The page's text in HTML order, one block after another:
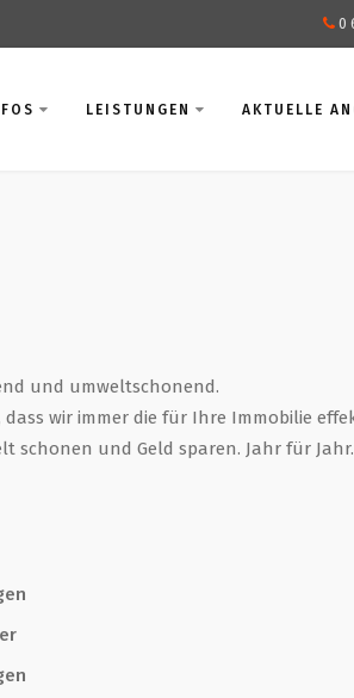
0
LEISTUNGEN AKTUELLE
und umweltschonend.
wir immer die für Ihre Immobilie
schonen und Geld sparen. Jahr für Jahr.